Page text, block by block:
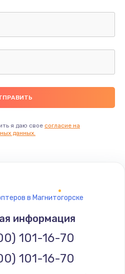
дисплея
руб.
тачпада
руб.
питания
я даю свое согласие на
данных.
в Магнитогорске
информация
101-16-70
101-16-70